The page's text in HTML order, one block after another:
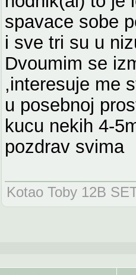
spavace sobe
i sve tri su u
Dvoumim se
,interesuje me
u posebnoj
kucu nekih 4-
pozdrav svima
Kotao Toby 12B